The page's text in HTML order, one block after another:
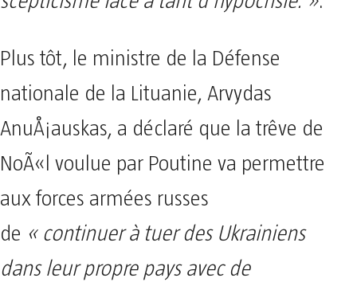
Plus tôt, le ministre de la Défense
nationale de la Lituanie, Arvydas
AnuÅ¡auskas, a déclaré que la trêve de
NoÃ«l voulue par Poutine va permettre
aux forces armées russes
de « continuer à tuer des Ukrainiens
dans leur propre pays avec de